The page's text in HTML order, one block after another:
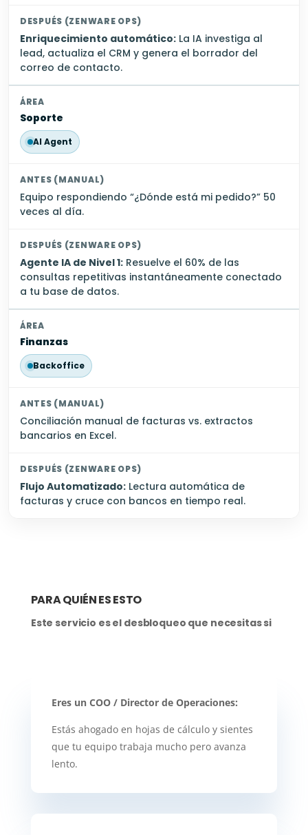
Enriquecimiento automático: La IA investiga al
lead, actualiza el CRM y genera el borrador del
correo de contacto.
Soporte
AI Agent
Equipo respondiendo “¿Dónde está mi pedido?” 50
veces al día.
Agente IA de Nivel 1: Resuelve el 60% de las
consultas repetitivas instantáneamente conectado
a tu base de datos.
Finanzas
Backoffice
Conciliación manual de facturas vs. extractos
bancarios en Excel.
Flujo Automatizado: Lectura automática de
facturas y cruce con bancos en tiempo real.
PARA QUIÉN ES ESTO
Este servicio es el desbloqueo que necesitas si
Eres un COO / Director de Operaciones:
Estás ahogado en hojas de cálculo y sientes
que tu equipo trabaja mucho pero avanza
lento.